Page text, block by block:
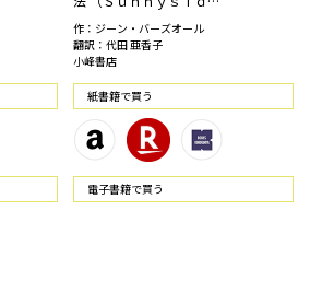
作：ジーン・バーズオール
翻訳：代田 亜香子
小峰書店
紙書籍で買う
電⼦書籍で買う